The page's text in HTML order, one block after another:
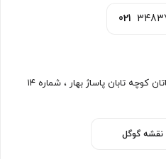
021
کوچه تابان پاساژ بهار ، شماره ۱۴
نقشه گوگل